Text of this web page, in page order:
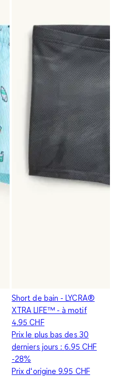
Short de bain - LYCRA®
XTRA LIFE™ - à motif
4.95 CHF
Prix le plus bas des 30
derniers jours :6.95 CHF
-28%
Prix d‘origine9.95 CHF